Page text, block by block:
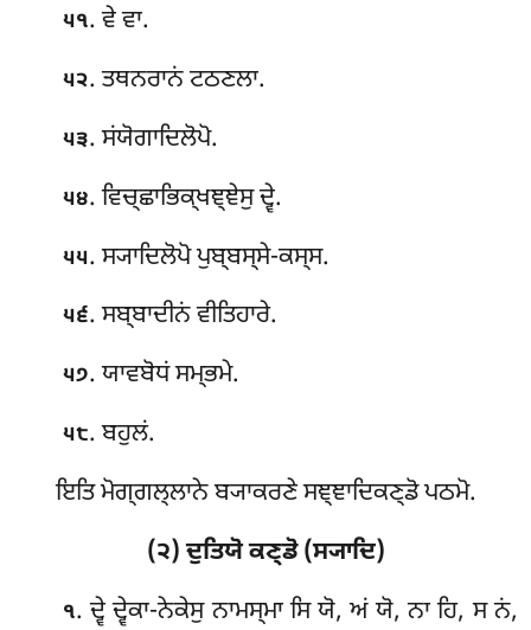
੫੧. ਵੇ ਵਾ.
੫੨. ਤਥਨਰਾਨਂ ਟਠਣਲਾ.
੫੩. ਸਂਯੋਗਾਦਿਲੋਪੋ.
੫੪. ਵਿਚ੍ਛਾਭਿਕ੍ਖਞ੍ਞੇਸੁ ਦ੍ਵੇ.
੫੫. ਸ੍ਯਾਦਿਲੋਪੋ ਪੁਬ੍ਬਸ੍ਸੇ-ਕਸ੍ਸ.
੫੬. ਸਬ੍ਬਾਦੀਨਂ ਵੀਤਿਹਾਰੇ.
੫੭. ਯਾਵਬੋਧਂਸਮ੍ਭਮੇ.
੫੮. ਬਹੁਲਂ.
ਇਤਿ ਮੋਗ੍ਗਲ੍ਲਾਨੇ ਬ੍ਯਾਕਰਣੇ ਸਞ੍ਞਾਦਿਕਣ੍ਡੋ ਪਠਮੋ.
(੨) ਦੁਤਿਯੋ ਕਣ੍ਡੋ (ਸ੍ਯਾਦਿ)
੧. ਦ੍ਵੇ ਦ੍ਵੇਕਾ-ਨੇਕੇਸੁ ਨਾਮਸ੍ਮਾ ਸਿ ਯੋ, ਅਂ ਯੋ, ਨਾ ਹਿ, ਸ ਨਂ,